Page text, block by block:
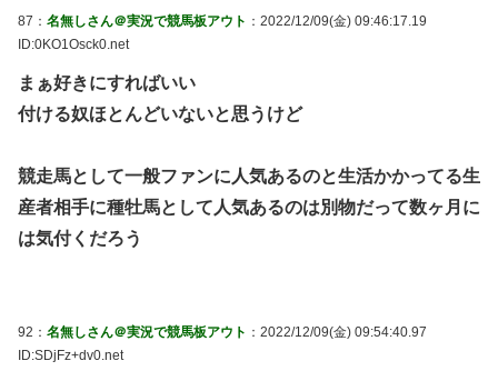
87： 名無しさん＠実況で競馬板アウト ：2022/12/09(金) 09:46:17.19
ID:0KO1Osck0.net
まぁ好きにすればいい
付ける奴ほとんどいないと思うけど
競走馬として一般ファンに人気あるのと生活かかってる生
産者相手に種牡馬として人気あるのは別物だって数ヶ月に
は気付くだろう
92： 名無しさん＠実況で競馬板アウト ：2022/12/09(金) 09:54:40.97
ID:SDjFz+dv0.net